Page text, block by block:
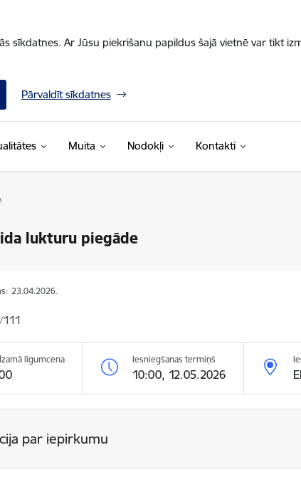
sīkdatnes. Ar Jūsu piekrišanu papildus šajā vietnē var tikt
Pārvaldīt sīkdatnes
Muita Nodokļi Kontakti
lukturu piegāde
23.04.2026.
līgumcena Iesniegšanas termiņš
10:00, 12.05.2026
par iepirkumu